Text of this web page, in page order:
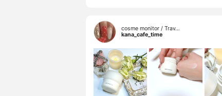
cosme monitor / Trav…
kana_cafe_time